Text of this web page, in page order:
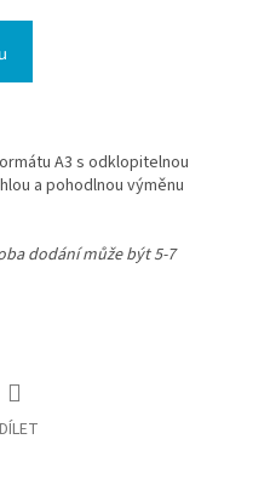
A3 s odklopitelnou
a pohodlnou výměnu
dodání může být 5-7